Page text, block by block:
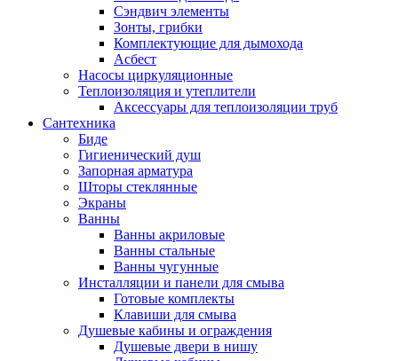
Сэндвич элементы
Зонты, грибки
Комплектующие для дымохода
Асбест
Насосы циркуляционные
Теплоизоляция и утеплители
Аксессуары для теплоизоляции труб
Сантехника
Биде
Гигиенический душ
Запорная арматура
Шторы стеклянные
Экраны
Ванны
Ванны акриловые
Ванны стальные
Ванны чугунные
Инсталляции и панели для смыва
Готовые комплекты
Клавиши для смыва
Душевые кабины и ограждения
Душевые двери в нишу